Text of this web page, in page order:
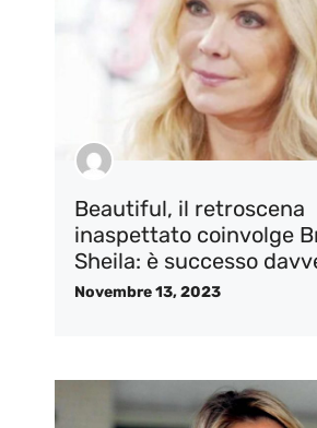
Beautiful, il retroscena
inaspettato coinvolge
Sheila: è successo
Novembre 13, 2023